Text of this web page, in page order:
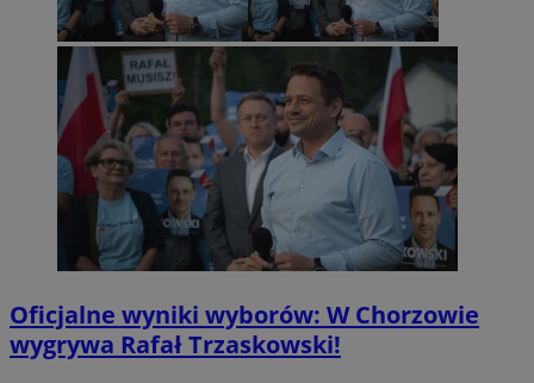
Oficjalne wyniki wyborów: W Chorzowie
wygrywa Rafał Trzaskowski!